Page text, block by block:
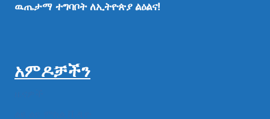
ዉጤታማ ተግባቦት ለኢትዮጵያ ልዕልና!
አምዶቻችን